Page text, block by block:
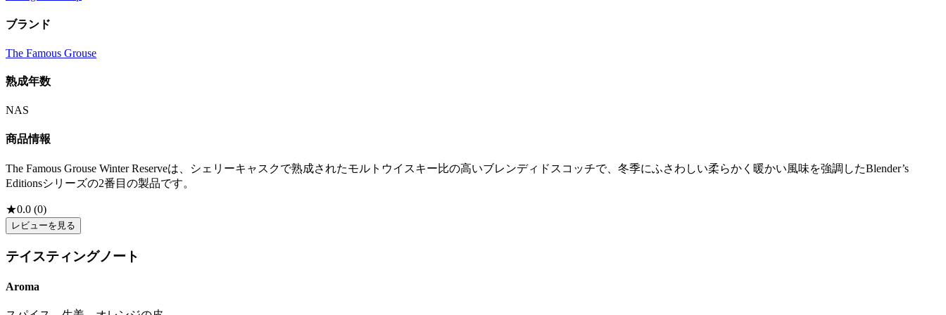
ブランド
The Famous Grouse
熟成年数
NAS
商品情報
The Famous Grouse Winter Reserveは、シェリーキャスクで熟成されたモルトウイスキー比の高いブレンディドスコッチで、冬季にふさわしい柔らかく暖かい風味を強調したBlender’s
Editionsシリーズの2番目の製品です。
★0.0 (0)
レビューを見る
テイスティングノート
Aroma